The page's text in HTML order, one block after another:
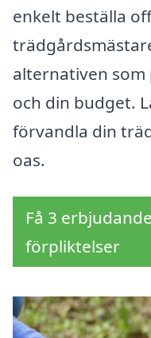
enkelt beställa
alternativen som
och din budget.
förvandla din
oas.
Få 3
förpliktelser